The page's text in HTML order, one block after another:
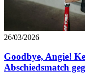
26/03/2026
Goodbye, Angie!
Abschiedsmatch